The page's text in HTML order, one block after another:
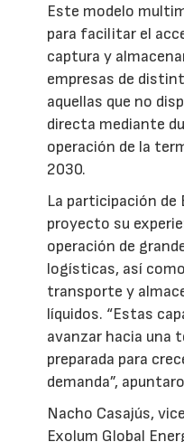
Este modelo
para facilitar el
captura y
empresas de
aquellas que no
directa mediante
operación de la
2030.
La participación de
proyecto su
operación de
logísticas, así
transporte y
líquidos. “Estas
avanzar hacia una
preparada para
demanda”,
Nacho Casajús,
Exolum Global